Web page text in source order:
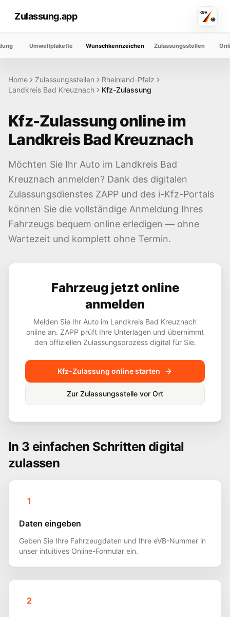
Zulassung.app
Umweltplakette Wunschkennzeichen Zulassungsstellen
Home Zulassungsstellen
Rheinland-Pfalz
Landkreis Bad Kreuznach Kfz-Zulassung
Kfz-Zulassung online im
LandkreisBad Kreuznach
Möchten Sie Ihr Auto im Landkreis Bad
Kreuznach anmelden? Dank des digitalen
Zulassungsdienstes ZAPP und des i-Kfz-Portals
können Sie die vollständige Anmeldung Ihres
Fahrzeugs bequem online erledigen — ohne
Wartezeit und komplett ohne Termin.
Fahrzeug jetzt online
anmelden
Melden Sie Ihr Auto im Landkreis Bad Kreuznach
online an. ZAPP prüft Ihre Unterlagen und übernimmt
den offiziellen Zulassungsprozess digital für Sie.
Kfz-Zulassung online starten
Zur Zulassungsstelle vor Ort
In 3 einfachen Schritten digital
zulassen
1
Daten eingeben
Geben Sie Ihre Fahrzeugdaten und Ihre eVB-Nummer in
unser intuitives Online-Formular ein.
2